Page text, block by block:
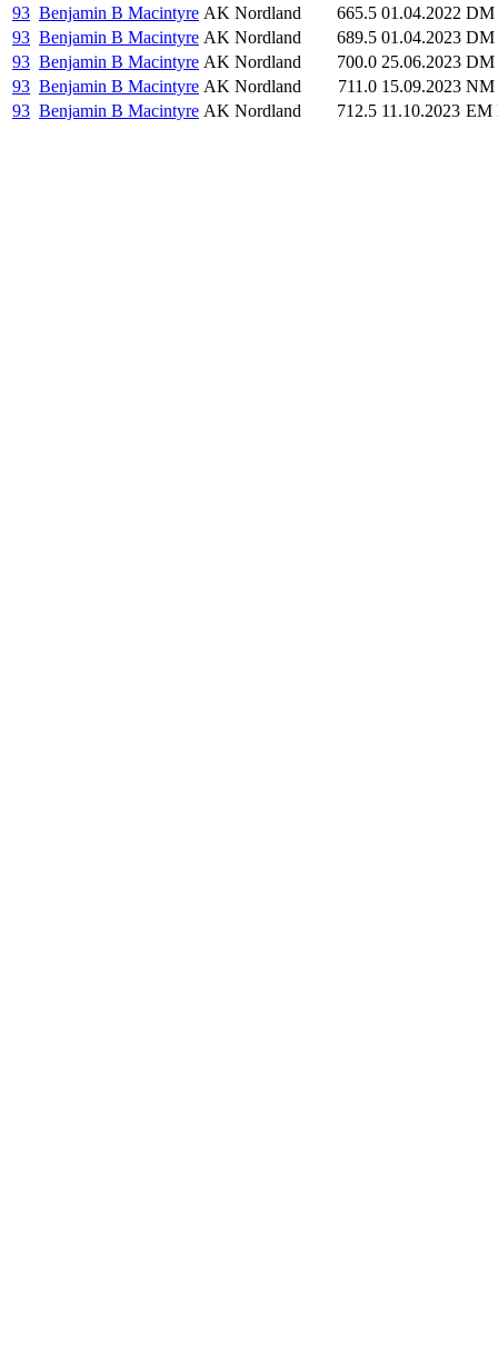
93 Benjamin B Macintyre AK Nordland 665.5 01.04.2022 DM
93 Benjamin B Macintyre AK Nordland 689.5 01.04.2023 DM
93 Benjamin B Macintyre AK Nordland 700.0 25.06.2023 DM
93 Benjamin B Macintyre AK Nordland 711.0 15.09.2023 NM
93 Benjamin B Macintyre AK Nordland 712.5 11.10.2023 EM